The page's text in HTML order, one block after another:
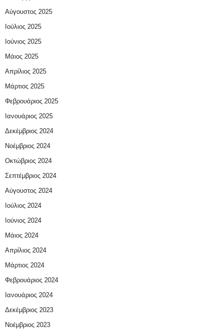
Αύγουστος 2025
Ιούλιος 2025
Ιούνιος 2025
Μάιος 2025
Απρίλιος 2025
Μάρτιος 2025
Φεβρουάριος 2025
Ιανουάριος 2025
Δεκέμβριος 2024
Νοέμβριος 2024
Οκτώβριος 2024
Σεπτέμβριος 2024
Αύγουστος 2024
Ιούλιος 2024
Ιούνιος 2024
Μάιος 2024
Απρίλιος 2024
Μάρτιος 2024
Φεβρουάριος 2024
Ιανουάριος 2024
Δεκέμβριος 2023
Νοέμβριος 2023